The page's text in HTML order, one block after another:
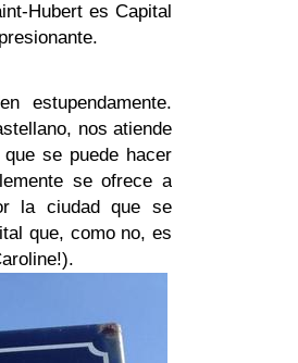
Hubert es Capital
estupendamente.
nos atiende
se puede hacer
se ofrece a
la ciudad que se
que, como no, es